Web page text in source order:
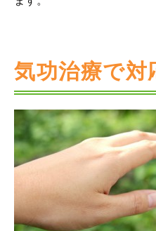
気功治療で対